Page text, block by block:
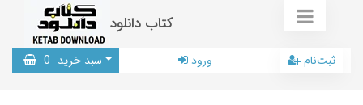
کتاب دانلود
سبد خرید 0 ورود ثبت‌نام